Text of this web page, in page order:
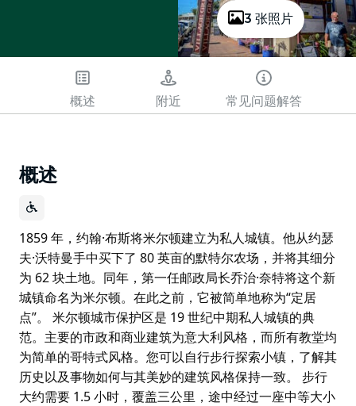
3 张照片
概述 附近 常见问题解答
概述
1859 年，约翰·布斯将米尔顿建立为私人城镇。他从约瑟
夫·沃特曼手中买下了 80 英亩的默特尔农场，并将其细分
为 62 块土地。同年，第一任邮政局长乔治·奈特将这个新
城镇命名为米尔顿。在此之前，它被简单地称为“定居
点”。 米尔顿城市保护区是 19 世纪中期私人城镇的典
范。主要的市政和商业建筑为意大利风格，而所有教堂均
为简单的哥特式风格。您可以自行步行探索小镇，了解其
历史以及事物如何与其美妙的建筑风格保持一致。 步行
大约需要 1.5 小时，覆盖三公里，途中经过一座中等大小